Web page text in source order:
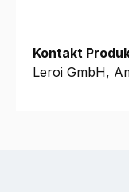
Kontakt
Leroi GmbH,